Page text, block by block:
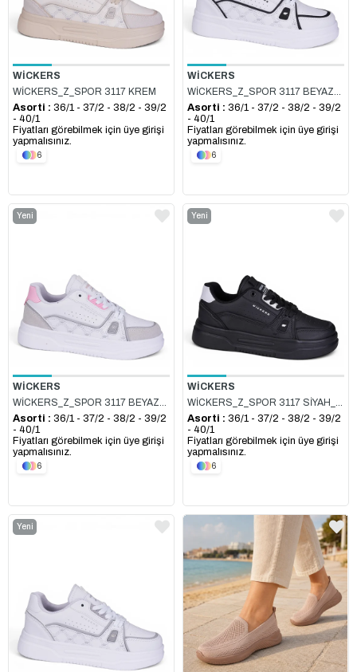
WİCKERS
WİCKERS_Z_SPOR 3117 KREM
Asorti : 36/1 - 37/2 - 38/2 - 39/2
- 40/1
Fiyatları görebilmek için üye girişi
yapmalısınız.
6
WİCKERS
Asorti : 36/1 - 37/2 - 38/2 - 39/2
- 40/1
Fiyatları görebilmek için üye girişi
yapmalısınız.
6
WİCKERS
WİCKERS_Z_SPOR 3117 BEYAZ_BUZ_PUDRA
Yeni
Asorti : 36/1 - 37/2 - 38/2 - 39/2
- 40/1
Fiyatları görebilmek için üye girişi
yapmalısınız.
6
WİCKERS
WİCKERS_Z_SPOR 3117 SİYAH_BEYAZ
Yeni
Asorti : 36/1 - 37/2 - 38/2 - 39/2
- 40/1
Fiyatları görebilmek için üye girişi
yapmalısınız.
6
Yeni